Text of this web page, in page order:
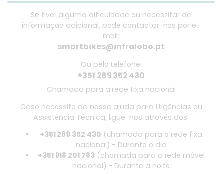
Se tiver alguma dificuldade ou necessitar de
informação adicional, pode contactar-nos por e-
mail:
smartbikes@infralobo.pt
Ou pelo telefone:
+351 289 352 430
Chamada para a rede fixa nacional
Caso necessite da nossa ajuda para Urgências ou
Assistência Técnica, ligue-nos através dos:
+351 289 352 430 (chamada para a rede fixa
nacional) - Durante o dia
+351 918 201 783 (chamada para a rede móvel
nacional) - Durante a noite